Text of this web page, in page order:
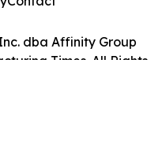
dba Affinity Group
Times. All Rights